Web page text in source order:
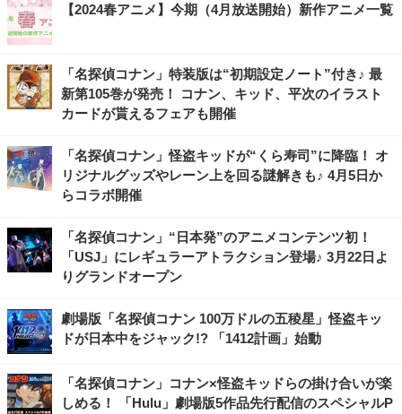
【2024春アニメ】今期（4月放送開始）新作アニメ一覧
「名探偵コナン」特装版は“初期設定ノート”付き♪ 最
新第105巻が発売！ コナン、キッド、平次のイラスト
カードが貰えるフェアも開催
「名探偵コナン」怪盗キッドが“くら寿司”に降臨！ オ
リジナルグッズやレーン上を回る謎解きも♪ 4月5日か
らコラボ開催
「名探偵コナン」“日本発”のアニメコンテンツ初！
「USJ」にレギュラーアトラクション登場♪ 3月22日よ
りグランドオープン
劇場版「名探偵コナン 100万ドルの五稜星」怪盗キッ
ドが日本中をジャック!? 「1412計画」始動
「名探偵コナン」コナン×怪盗キッドらの掛け合いが楽
しめる！ 「Hulu」劇場版5作品先行配信のスペシャルP